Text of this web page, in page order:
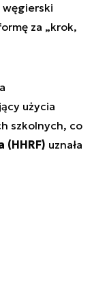
za „krok,
użycia
szkolnych, co
(HHRF) uznała